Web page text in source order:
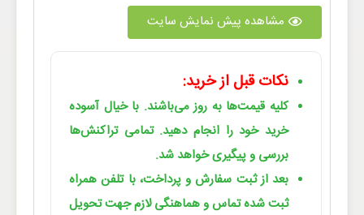
مشاهده پیش نمایش سایت
نکات قبل از خرید:
کلیه قیمت‌ها به روز می‌باشند. با خیال آسوده
خرید خود را انجام دهید. تمامی تراکنش‌ها
بررسی و پیگیری خواهد شد.
بعد از ثبت سفارش و پرداخت، با تلفن همراه
ثبت شده تماس و هماهنگی لازم جهت تحویل